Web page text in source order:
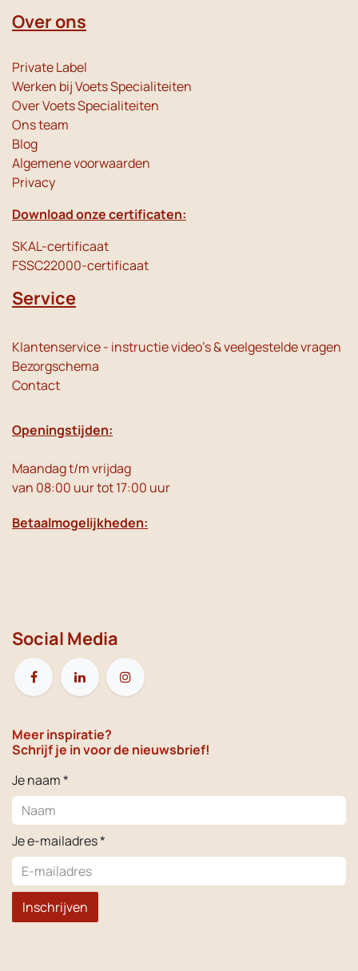
Over ons
Private Label
Werken bij Voets Specialiteiten
Over Voets Specialiteiten
Ons team
Blog
Algemene voorwaarden
Privacy
Download onze certificaten:
SKAL-certificaat
FSSC22000-certificaat
Service
Klantenservice - instructie video's & veelgestelde vragen
Bezorgschema
Contact
Openingstijden:
Maandag t/m vrijdag
van 08:00 uur tot 17:00 uur
Betaalmogelijkheden:
Social Media
Meer inspiratie?
Schrijf je in voor de nieuwsbrief!
Je naam *
Je e-mailadres *
Inschrijven